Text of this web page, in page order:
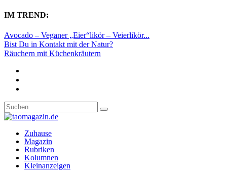
IM TREND:
Avocado – Veganer „Eier“likör – Veierlikör...
Bist Du in Kontakt mit der Natur?
Räuchern mit Küchenkräutern
Zuhause
Magazin
Rubriken
Kolumnen
Kleinanzeigen